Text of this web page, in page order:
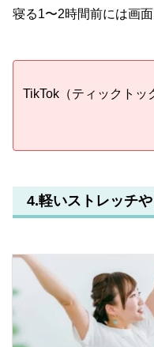
寝る1〜2時間前には画
TikTok（ティックトッ
4.軽いストレッチ